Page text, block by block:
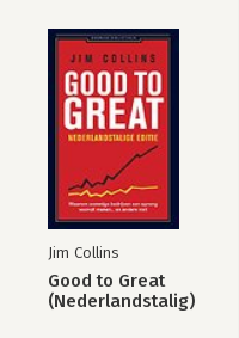
Break the Cycle!
Jim Collins
Good to Great
(Nederlandstalig)